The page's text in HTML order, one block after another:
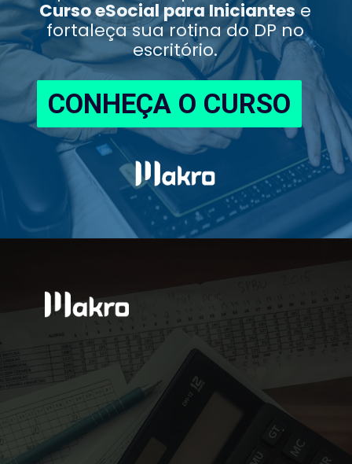
Curso eSocial para Iniciantese
fortaleça sua rotina do DP no
escritório.
CONHEÇA O CURSO
CONHEÇA O CURSO